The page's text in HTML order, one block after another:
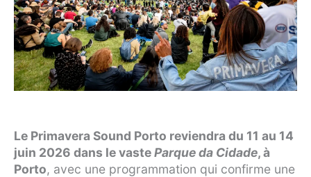
Le Primavera Sound Porto reviendra du 11 au 14
juin 2026 dans le vasteParque da Cidade, à
Porto, avec une programmation qui confirme une